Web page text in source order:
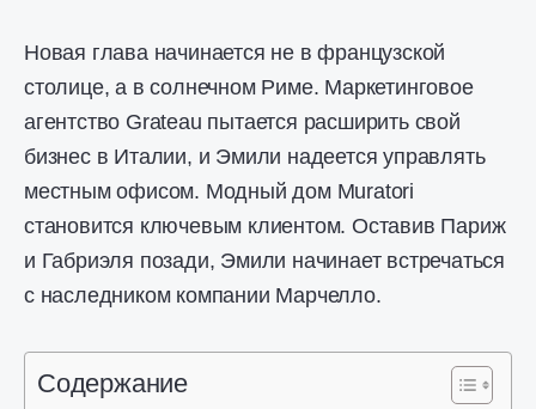
Новая глава начинается не в французской
столице, а в солнечном Риме. Маркетинговое
агентство Grateau пытается расширить свой
бизнес в Италии, и Эмили надеется управлять
местным офисом. Модный дом Muratori
становится ключевым клиентом. Оставив Париж
и Габриэля позади, Эмили начинает встречаться
с наследником компании Марчелло.
Содержание